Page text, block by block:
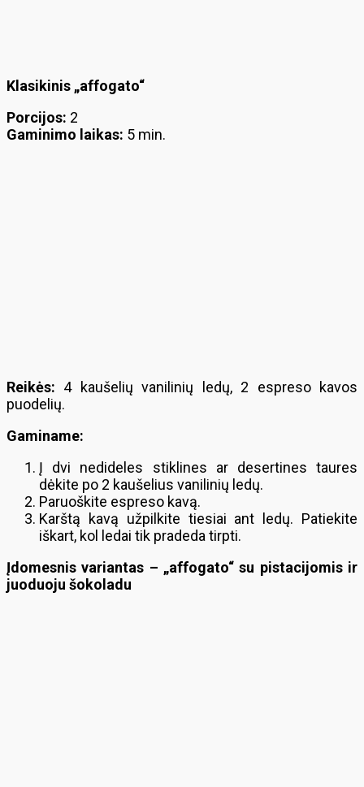
Klasikinis „affogato“
Porcijos: 2
Gaminimo laikas: 5 min.
Reikės: 4 kaušelių vanilinių ledų, 2 espreso kavos
puodelių.
Gaminame:
Į dvi nedideles stiklines ar desertines taures
dėkite po 2 kaušelius vanilinių ledų.
Paruoškite espreso kavą.
Karštą kavą užpilkite tiesiai ant ledų. Patiekite
iškart, kol ledai tik pradeda tirpti.
Įdomesnis variantas – „affogato“ su pistacijomis ir
juoduoju šokoladu